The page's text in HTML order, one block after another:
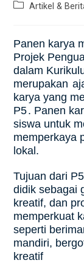
Artikel &
Panen karya
Projek
dalam
merupakan
karya yang
P5. Panen
siswa untuk
memperkaya
lokal.
Tujuan dari
didik sebagai
kreatif, dan
memperkuat
seperti
mandiri,
kreatif